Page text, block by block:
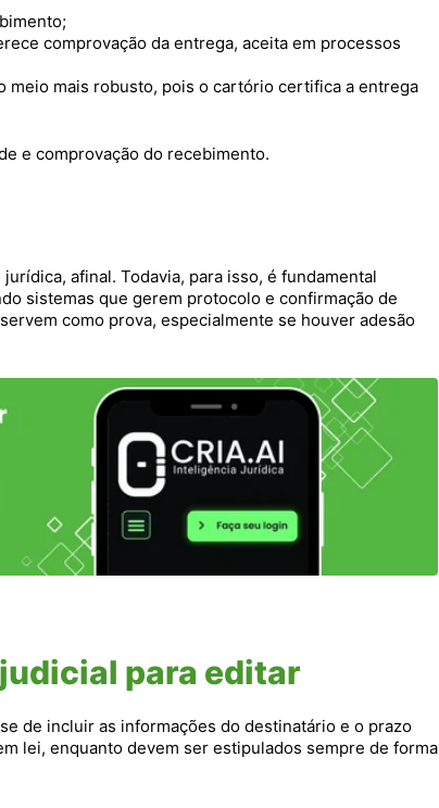
comprovação da entrega, aceita em processos
meio mais robusto, pois o cartório certifica a entrega
e comprovação do recebimento.
afinal. Todavia, para isso, é fundamental
sistemas que gerem protocolo e confirmação de
como prova, especialmente se houver adesão
para editar
de incluir as informações do destinatário e o prazo
lei, enquanto devem ser estipulados sempre de forma